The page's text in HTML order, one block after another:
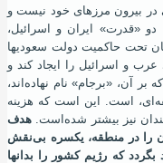
در بیرون مرزهای خود نیست و
«قدرت» ایران و اسرائیل،
تحت حاکمیت دولت سعودیها
و اسرائیل را ایجاد کند و
بر آن، «برجام» نام نهاده‌اند،
است. این‌ است که هزینه
نیز بیشتر شده‌است. هدف
را در منطقه، یکسره بی‌نقش
که رﮊیم کشور را بدانها